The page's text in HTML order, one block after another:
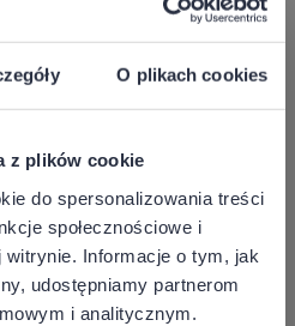
O plikach cookies
z plików cookie
do spersonalizowania treści
społecznościowe i
Informacje o tym, jak
udostępniamy partnerom
i analitycznym.
podatkowy